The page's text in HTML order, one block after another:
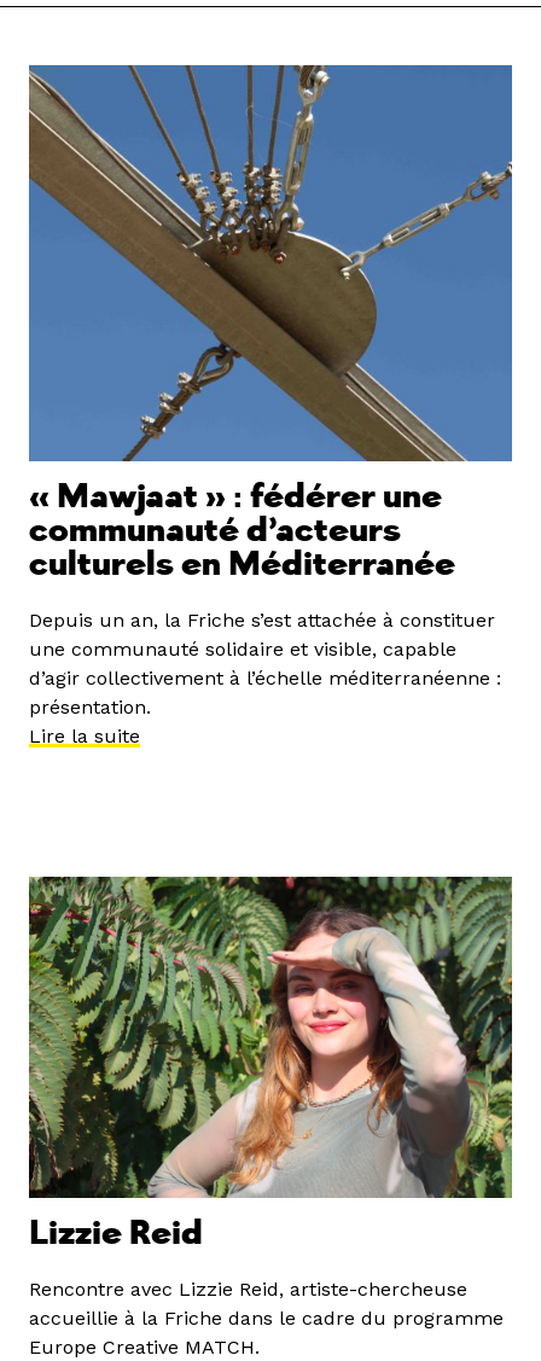
« Mawjaat » : fédérer une
communauté d’acteurs
culturels en Méditerranée
Depuis un an, la Friche s’est attachée à constituer
une communauté solidaire et visible, capable
d’agir collectivement à l’échelle méditerranéenne :
présentation.
Lire la suite
Lizzie Reid
Rencontre avec Lizzie Reid, artiste-chercheuse
accueillie à la Friche dans le cadre du programme
Europe Creative MATCH.